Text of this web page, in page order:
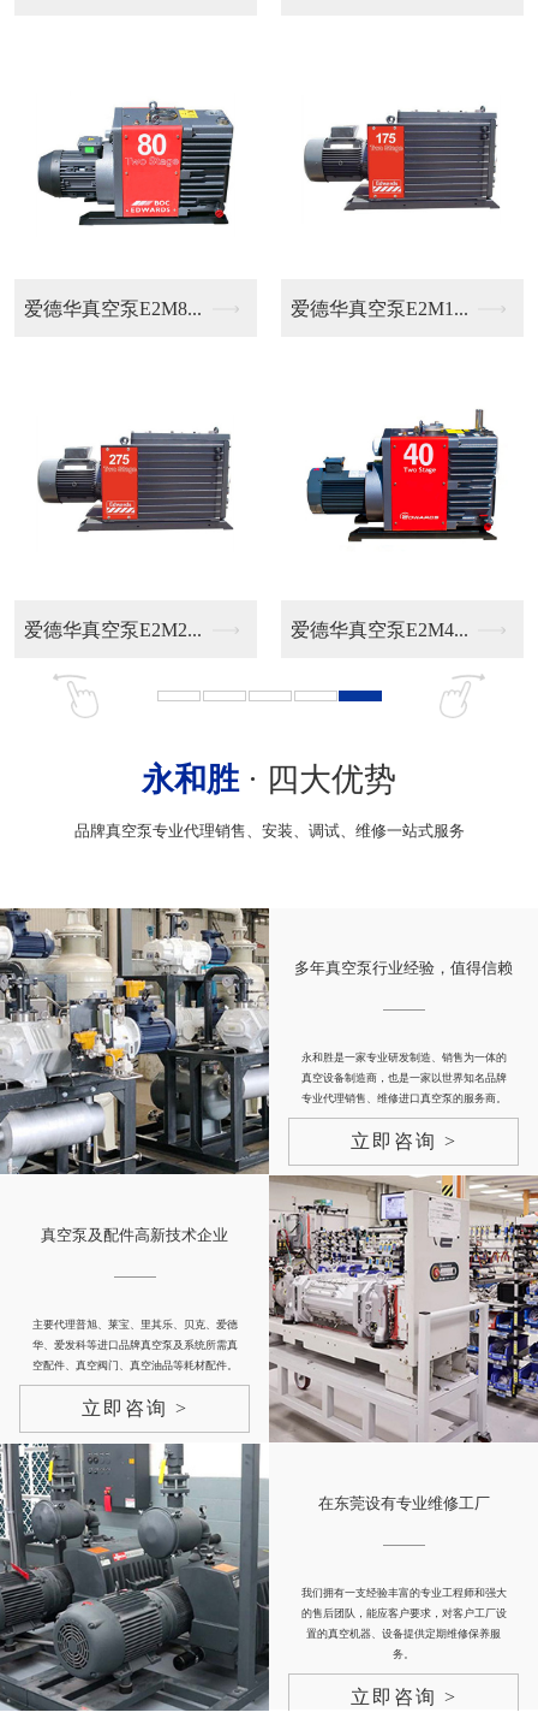
普旭油过滤器销售 普旭真空泵RA015...
普旭真空泵RA016... 普旭真空泵RA006...
永和胜· 四大优势
品牌真空泵专业代理销售、安装、调试、维修一站式服务
多年真空泵行业经验，值得信赖
永和胜是一家专业研发制造、销售为一体的
真空设备制造商，也是一家以世界知名品牌
专业代理销售、维修进口真空泵的服务商。
立即咨询 >
真空泵及配件高新技术企业
主要代理普旭、莱宝、里其乐、贝克、爱德
华、爱发科等进口品牌真空泵及系统所需真
空配件、真空阀门、真空油品等耗材配件。
立即咨询 >
在东莞设有专业维修工厂
我们拥有一支经验丰富的专业工程师和强大
的售后团队，能应客户要求，对客户工厂设
置的真空机器、设备提供定期维修保养服
务。
立即咨询 >